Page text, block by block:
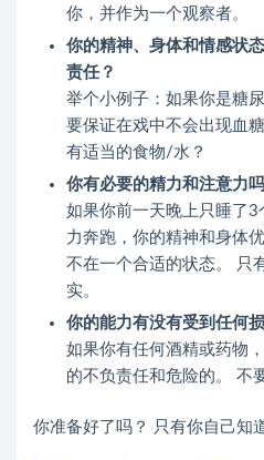
你，并作为一个观察者。
你的精神、身体和情感状
责任？
举个小例子：如果你是糖
要保证在戏中不会出现血
有适当的食物/水？
你有必要的精力和注意力
如果你前一天晚上只睡了
力奔跑，你的精神和身体
不在一个合适的状态。 只
实。
你的能力有没有受到任何
如果你有任何酒精或药物
的不负责任和危险的。 不
你准备好了吗？ 只有你自己知